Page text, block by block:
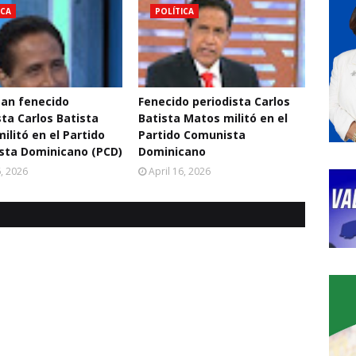
fenecido
Carlos Batista
en el Partido
Dominicano (PCD)
2026
POLÍTICA
Fenecido periodista Carlos
Batista Matos militó en el
Partido Comunista
Dominicano
April 16, 2026